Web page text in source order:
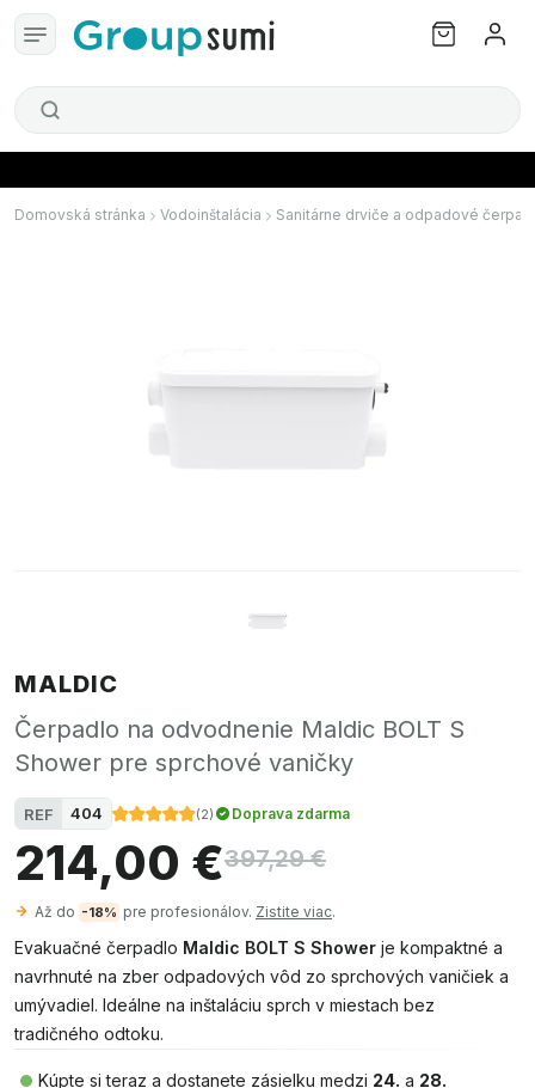
Domovská stránka Vodoinštalácia Sanitárne drviče a odpadové
MALDIC
Čerpadlo na odvodnenie Maldic BOLT S
Shower pre sprchové vaničky
REF 404 (2) Doprava zdarma
214,00 €397,29 €
Až do -18% pre profesionálov. Zistite viac.
Evakuačné čerpadlo Maldic BOLT S Shower je kompaktné a
navrhnuté na zber odpadových vôd zo sprchových vaničiek a
umývadiel. Ideálne na inštaláciu sprch v miestach bez
tradičného odtoku.
Kúpte si teraz a dostanete zásielku medzi 24. a 28.